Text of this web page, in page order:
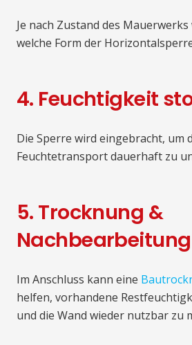
Je nach Zustand des
welche Form der
4. Feuchtigkeit
Die Sperre wird eingebracht, um
Feuchtetransport dauerhaft zu
5. Trocknung &
Nachbearbeitung
Im Anschluss kann eine
helfen, vorhandene
und die Wand wieder nutzbar zu